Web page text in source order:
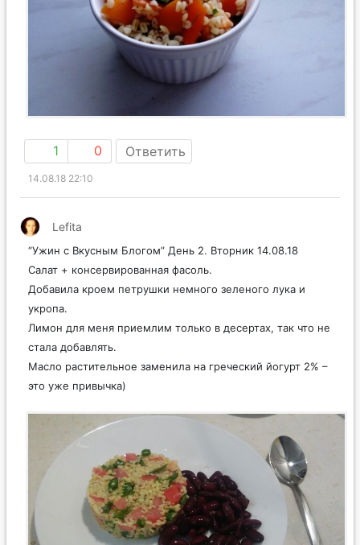
1 0 Ответить
14.08.18 22:10
Lefita
“Ужин с Вкусным Блогом” День 2. Вторник 14.08.18
Салат + консервированная фасоль.
Добавила кроем петрушки немного зеленого лука и
укропа.
Лимон для меня приемлим только в десертах, так что не
стала добавлять.
Масло растительное заменила на греческий йогурт 2% –
это уже привычка)